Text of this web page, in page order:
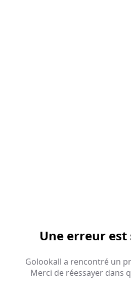
Une erreur
Golookall a rencontré un
Merci de réessayer dans